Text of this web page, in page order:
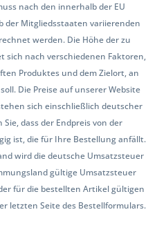
nach den innerhalb der EU
der Mitgliedsstaaten variierenden
werden. Die Höhe der zu
sich nach verschiedenen Faktoren,
Produktes und dem Zielort, an
Die Preise auf unserer Website
sich einschließlich deutscher
dass der Endpreis von der
ist, die für Ihre Bestellung anfällt.
wird die deutsche Umsatzsteuer
gültige Umsatzsteuer
für die bestellten Artikel gültigen
letzten Seite des Bestellformulars.